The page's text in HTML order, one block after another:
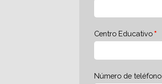
Centro Educativo
Número de teléfono